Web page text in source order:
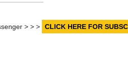
> > > CLICK HERE FOR